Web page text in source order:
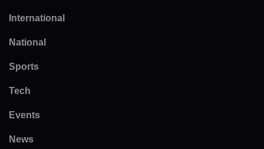
International
National
Sports
Tech
Events
News